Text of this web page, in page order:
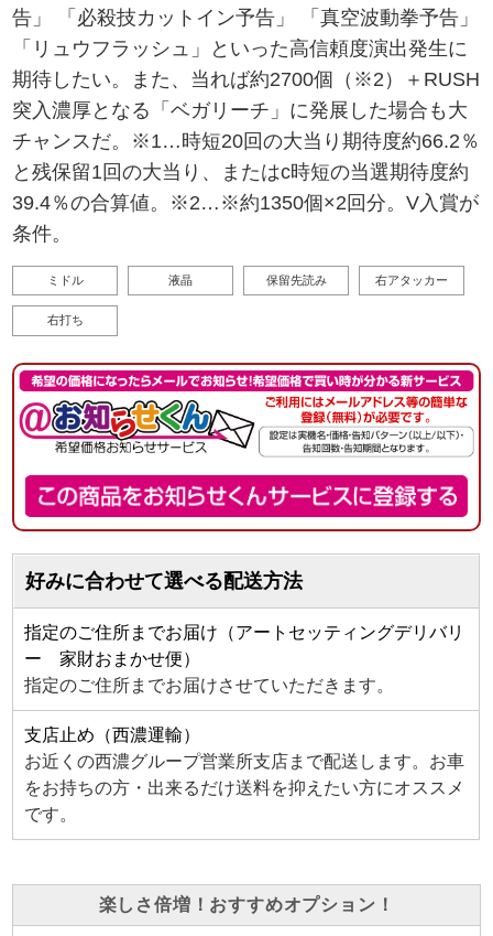
告」 「必殺技カットイン予告」 「真空波動拳予告」
「リュウフラッシュ」といった高信頼度演出発生に
期待したい。また、当れば約2700個（※2）＋RUSH
突入濃厚となる「ベガリーチ」に発展した場合も大
チャンスだ。※1…時短20回の大当り期待度約66.2％
と残保留1回の大当り、またはc時短の当選期待度約
39.4％の合算値。※2…※約1350個×2回分。V入賞が
条件。
ミドル 液晶 保留先読み 右アタッカー
右打ち
好みに合わせて選べる配送方法
指定のご住所までお届け（アートセッティングデリバリ
ー 家財おまかせ便）
指定のご住所までお届けさせていただきます。
支店止め（西濃運輸）
お近くの西濃グループ営業所支店まで配送します。お車
をお持ちの方・出来るだけ送料を抑えたい方にオススメ
です。
楽しさ倍増！おすすめオプション！